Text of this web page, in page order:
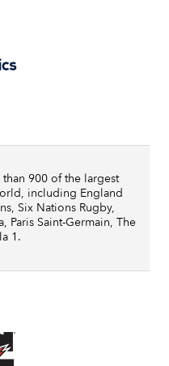
than 900 of the largest
including England
Six Nations Rugby,
Paris Saint-Germain, The
1.